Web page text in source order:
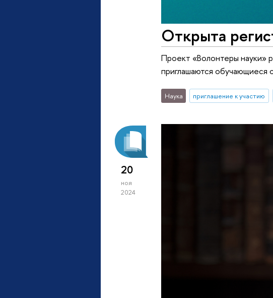
Открыта
Проект «Волонтеры науки»
приглашаются обучающиеся
Наука приглашение к участию
20
ноя
2024